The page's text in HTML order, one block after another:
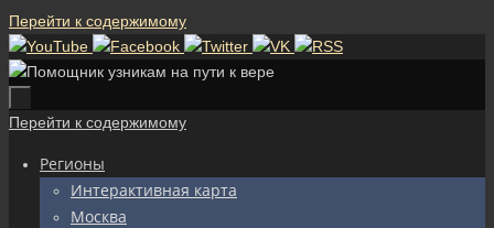
Перейти к содержимому
Перейти к содержимому
Регионы
Интерактивная карта
Москва